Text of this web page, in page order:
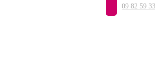
09 82 59